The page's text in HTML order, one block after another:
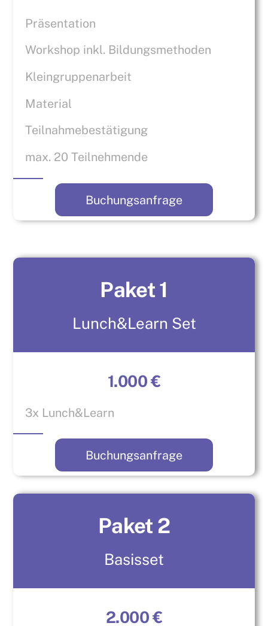
Präsentation
Workshop inkl. Bildungsmethoden
Kleingruppenarbeit
Material
Teilnahmebestätigung
max. 20 Teilnehmende
Buchungsanfrage
Paket 1
Lunch&Learn Set
1.000 €
3x Lunch&Learn
Buchungsanfrage
Paket 2
Basisset
2.000 €